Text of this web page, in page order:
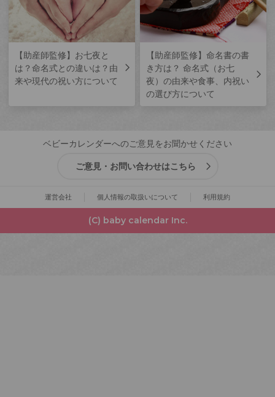
【助産師監修】お七夜と
は？命名式との違いは？由
来や現代の祝い方について
【助産師監修】命名書の書
き方は？ 命名式（お七
夜）の由来や食事、内祝い
の選び方について
ベビーカレンダーへのご意見をお聞かせください
ご意見・お問い合わせはこちら
運営会社 個人情報の取扱いについて 利用規約
(C) baby calendar Inc.